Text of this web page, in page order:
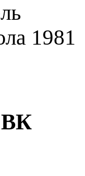
1981
ВК